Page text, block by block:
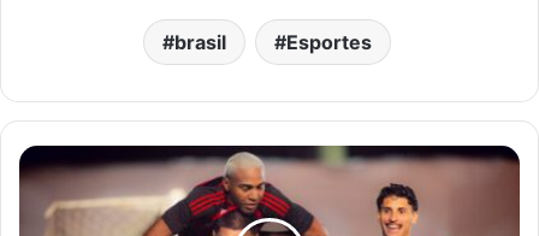
brasil Esportes